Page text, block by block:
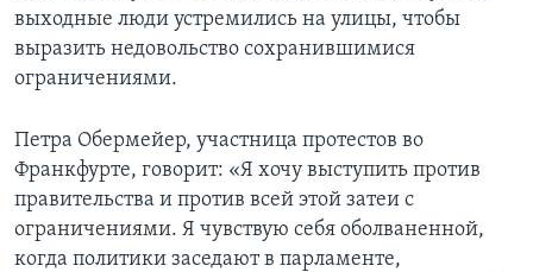
выходные люди устремились на улицы, чтобы
выразить недовольство сохранившимися
ограничениями.
Петра Обермейер, участница протестов во
Франкфурте, говорит: «Я хочу выступить против
правительства и против всей этой затеи с
ограничениями. Я чувствую себя оболваненной,
когда политики заседают в парламенте,